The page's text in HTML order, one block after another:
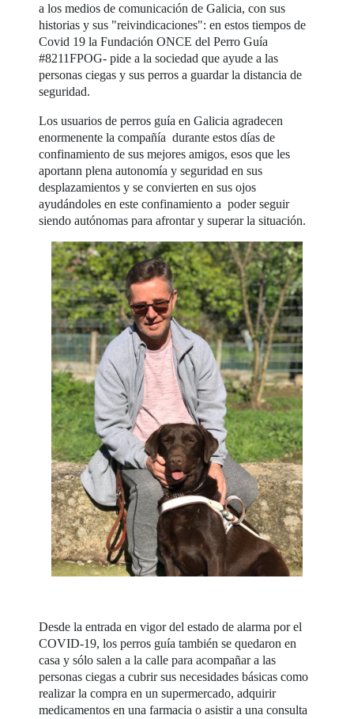
a los medios de comunicación de Galicia, con sus
historias y sus "reivindicaciones": en estos tiempos de
Covid 19 la Fundación ONCE del Perro Guía
#8211FPOG- pide a la sociedad que ayude a las
personas ciegas y sus perros a guardar la distancia de
seguridad.
Los usuarios de perros guía en Galicia agradecen
enormenente la compañía durante estos días de
confinamiento de sus mejores amigos, esos que les
aportann plena autonomía y seguridad en sus
desplazamientos y se convierten en sus ojos
ayudándoles en este confinamiento a poder seguir
siendo autónomas para afrontar y superar la situación.
Desde la entrada en vigor del estado de alarma por el
COVID-19, los perros guía también se quedaron en
casa y sólo salen a la calle para acompañar a las
personas ciegas a cubrir sus necesidades básicas como
realizar la compra en un supermercado, adquirir
medicamentos en una farmacia o asistir a una consulta